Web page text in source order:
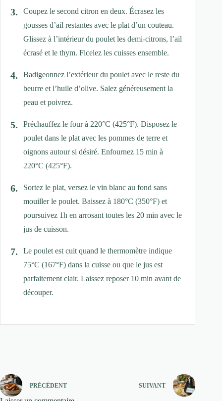
Coupez le second citron en deux. Écrasez les
gousses d’ail restantes avec le plat d’un couteau.
Glissez à l’intérieur du poulet les demi-citrons, l’ail
écrasé et le thym. Ficelez les cuisses ensemble.
Badigeonnez l’extérieur du poulet avec le reste du
beurre et l’huile d’olive. Salez généreusement la
peau et poivrez.
Préchauffez le four à 220°C (425°F). Disposez le
poulet dans le plat avec les pommes de terre et
oignons autour si désiré. Enfournez 15 min à
220°C (425°F).
Sortez le plat, versez le vin blanc au fond sans
mouiller le poulet. Baissez à 180°C (350°F) et
poursuivez 1h en arrosant toutes les 20 min avec le
jus de cuisson.
Le poulet est cuit quand le thermomètre indique
75°C (167°F) dans la cuisse ou que le jus est
parfaitement clair. Laissez reposer 10 min avant de
découper.
PRÉCÉDENT SUIVANT